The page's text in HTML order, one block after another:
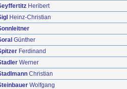
Heribert
Heinz-Christian
Günther
Ferdinand
Werner
Christian
Wolfgang